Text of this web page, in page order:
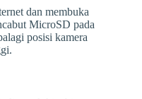
dan membuka
MicroSD pada
posisi kamera